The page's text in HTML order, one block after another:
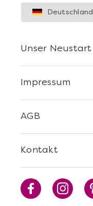
Kontakt
AGB
Impressum
Unser Neustart
Deutschland